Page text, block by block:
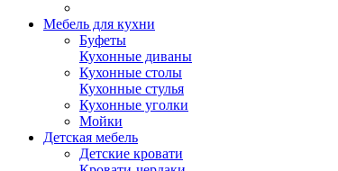
Мебель для кухни
Буфеты
Кухонные диваны
Кухонные столы
Кухонные стулья
Кухонные уголки
Мойки
Детская мебель
Детские кровати